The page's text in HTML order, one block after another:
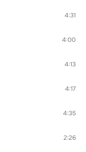
4:31
4:00
4:13
4:17
4:35
2:26